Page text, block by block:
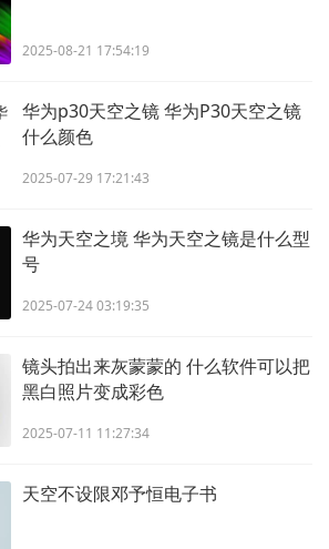
2025-08-21 17:54:19
华为p30天空之镜 华为P30天空之镜
什么颜色
2025-07-29 17:21:43
华为天空之境 华为天空之镜是什么型
号
2025-07-24 03:19:35
镜头拍出来灰蒙蒙的 什么软件可以把
黑白照片变成彩色
2025-07-11 11:27:34
天空不设限邓予恒电子书